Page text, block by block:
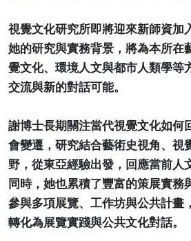
視覺文化研究所即將迎來新師資
她的研究與實務背景，將為本所在
覺文化、環境人文與都市人類學等
交流與新的對話可能。
謝博士長期關注當代視覺文化如何
會變遷，研究結合藝術史視角、視
野，從東亞經驗出發，回應當前人
同時，她也累積了豐富的策展實務
參與多項展覽、工作坊與公共計畫
轉化為展覽實踐與公共文化對話。